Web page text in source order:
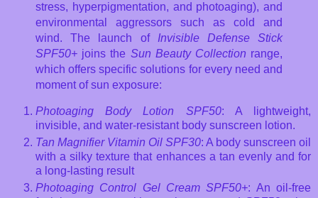
stress, hyperpigmentation, and photoaging), and
environmental aggressors such as cold and
wind. The launch of Invisible Defense Stick
SPF50+ joins the Sun Beauty Collection range,
which offers specific solutions for every need and
moment of sun exposure:
Photoaging Body Lotion SPF50: A lightweight,
invisible, and water-resistant body sunscreen lotion.
Tan Magnifier Vitamin Oil SPF30: A body sunscreen oil
with a silky texture that enhances a tan evenly and for
a long-lasting result
Photoaging Control Gel Cream SPF50+: An oil-free